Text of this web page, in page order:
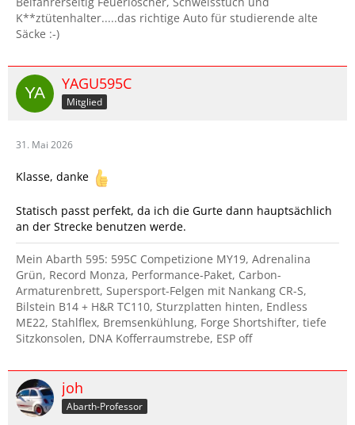
K**ztütenhalter.....das richtige Auto für studierende alte
Säcke :-)
YAGU595C
Mitglied
31. Mai 2026
Klasse, danke
Statisch passt perfekt, da ich die Gurte dann hauptsächlich
an der Strecke benutzen werde.
Mein Abarth 595: 595C Competizione MY19, Adrenalina
Grün, Record Monza, Performance-Paket, Carbon-
Armaturenbrett, Supersport-Felgen mit Nankang CR-S,
Bilstein B14 + H&R TC110, Sturzplatten hinten, Endless
ME22, Stahlflex, Bremsenkühlung, Forge Shortshifter, tiefe
Sitzkonsolen, DNA Kofferraumstrebe, ESP off
joh
Abarth-Professor